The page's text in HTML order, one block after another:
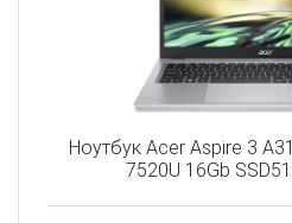
Ноутбук Acer Aspire 3
7520U 16Gb